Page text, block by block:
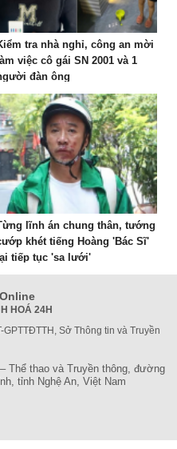
tra nhà nghỉ, công an mời
làm việc cô gái SN 2001 và 1
đàn ông
lĩnh án chung thân, tướng
khét tiếng Hoàng 'Bác Sĩ'
lại tiếp tục 'sa lưới'
HOÁ 24H
Sở Thông tin và Truyền
Thể thao và Truyền thông, đường
tỉnh Nghệ An, Việt Nam